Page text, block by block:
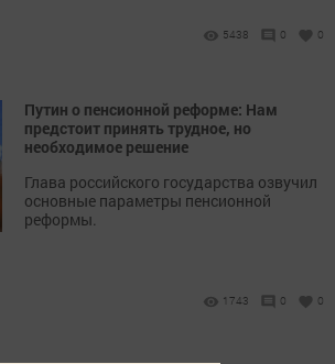
5438 0 0
Путин о пенсионной реформе: Нам
предстоит принять трудное, но
необходимое решение
Глава российского государства озвучил
основные параметры пенсионной
реформы.
1743 0 0